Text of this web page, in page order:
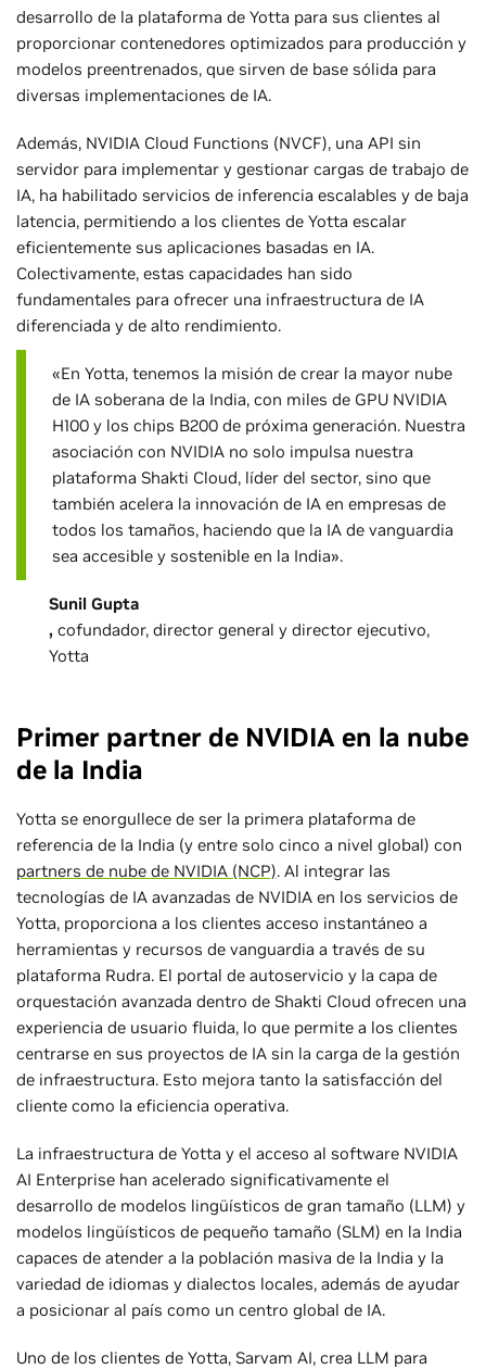
desarrollo de la plataforma de Yotta para sus clientes al
proporcionar contenedores optimizados para producción y
modelos preentrenados, que sirven de base sólida para
diversas implementaciones de IA.
Además, NVIDIA Cloud Functions (NVCF), una API sin
servidor para implementar y gestionar cargas de trabajo de
IA, ha habilitado servicios de inferencia escalables y de baja
latencia, permitiendo a los clientes de Yotta escalar
eficientemente sus aplicaciones basadas en IA.
Colectivamente, estas capacidades han sido
fundamentales para ofrecer una infraestructura de IA
diferenciada y de alto rendimiento.
«En Yotta, tenemos la misión de crear la mayor nube
de IA soberana de la India, con miles de GPU NVIDIA
H100 y los chips B200 de próxima generación. Nuestra
asociación con NVIDIA no solo impulsa nuestra
plataforma Shakti Cloud, líder del sector, sino que
también acelera la innovación de IA en empresas de
todos los tamaños, haciendo que la IA de vanguardia
sea accesible y sostenible en la India».
Sunil Gupta
, cofundador, director general y director ejecutivo,
Yotta
Primer partner de NVIDIA en la nube
de la India
Yotta se enorgullece de ser la primera plataforma de
referencia de la India (y entre solo cinco a nivel global) con
partners de nube de NVIDIA (NCP). Al integrar las
tecnologías de IA avanzadas de NVIDIA en los servicios de
Yotta, proporciona a los clientes acceso instantáneo a
herramientas y recursos de vanguardia a través de su
plataforma Rudra. El portal de autoservicio y la capa de
orquestación avanzada dentro de Shakti Cloud ofrecen una
experiencia de usuario fluida, lo que permite a los clientes
centrarse en sus proyectos de IA sin la carga de la gestión
de infraestructura. Esto mejora tanto la satisfacción del
cliente como la eficiencia operativa.
La infraestructura de Yotta y el acceso al software NVIDIA
AI Enterprise han acelerado significativamente el
desarrollo de modelos lingüísticos de gran tamaño (LLM) y
modelos lingüísticos de pequeño tamaño (SLM) en la India
capaces de atender a la población masiva de la India y la
variedad de idiomas y dialectos locales, además de ayudar
a posicionar al país como un centro global de IA.
Uno de los clientes de Yotta, Sarvam AI, crea LLM para